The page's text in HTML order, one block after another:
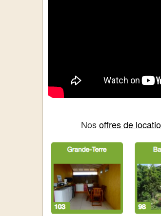
Nosoffres de